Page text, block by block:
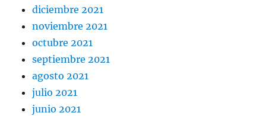
diciembre 2021
noviembre 2021
octubre 2021
septiembre 2021
agosto 2021
julio 2021
junio 2021